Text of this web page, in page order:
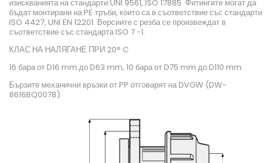
изискванията на стандарти UNI 9561, ISO 17885. Фитингите могат да
бъдат монтирани на PE тръби, които са в съответствие със стандарти
ISO 4427, UNI EN 12201. Версиите с резба се произвеждат в
съответствие със стандарта ISO 7 -1.
КЛАС НА НАЛЯГАНЕ ПРИ 20° C
16 бара от D16 mm до D63 mm, 10 бара от D75 mm до D110 mm.
Бързите механични връзки от PP отговарят на DVGW (DW-
8616BQ0078).